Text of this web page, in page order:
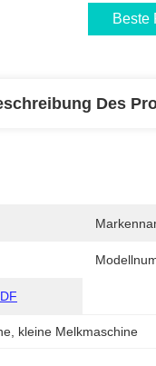
Beste
Des
kleine Melkmaschine